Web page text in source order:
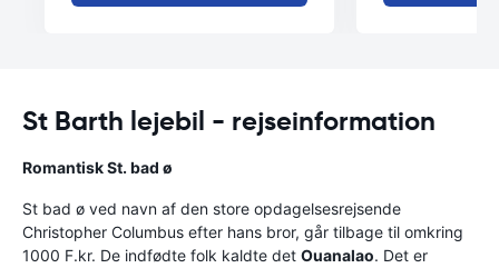
St Barth lejebil - rejseinformation
Romantisk St. bad ø
St bad ø ved navn af den store opdagelsesrejsende
Christopher Columbus efter hans bror, går tilbage til omkring
1000 F.kr. De indfødte folk kaldte det Ouanalao. Det er